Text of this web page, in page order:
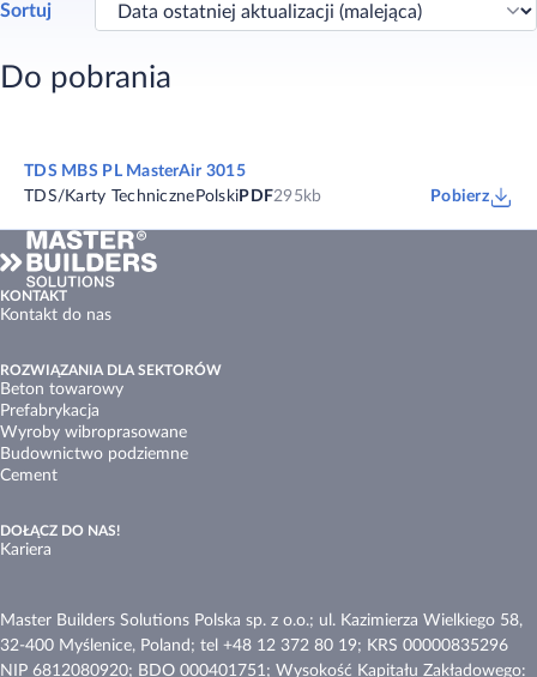
Sortuj
Do pobrania
TDS MBS PL MasterAir 3015
TDS/Karty Techniczne Polski PDF295kb Pobierz
KONTAKT
Kontakt do nas
ROZWIĄZANIA DLA SEKTORÓW
Beton towarowy
Prefabrykacja
Wyroby wibroprasowane
Budownictwo podziemne
Cement
DOŁĄCZ DO NAS!
Kariera
Master Builders Solutions Polska sp. z o.o.; ul. Kazimierza Wielkiego 58,
32-400 Myślenice, Poland; tel +48 12 372 80 19; KRS 00000835296
NIP 6812080920; BDO 000401751; Wysokość Kapitału Zakładowego: